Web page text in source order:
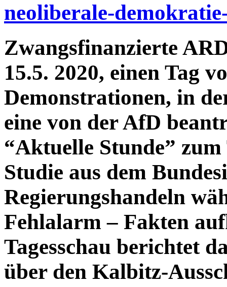
neoliberale-
Zwangsfinanzierte
15.5. 2020, einen Tag
Demonstrationen, in
eine von der AfD
“Aktuelle Stunde”
Studie aus dem
Regierungshandeln
Fehlalarm – Fakten
Tagesschau berichtet
über den Kalbitz-